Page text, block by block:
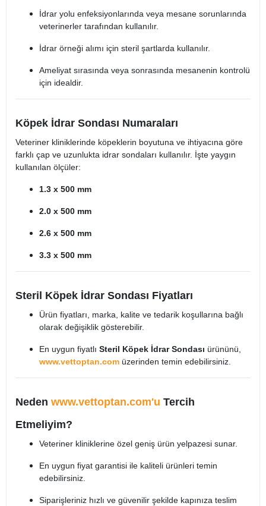
İdrar yolu enfeksiyonlarında veya mesane sorunlarında
veterinerler tarafından kullanılır.
İdrar örneği alımı için steril şartlarda kullanılır.
Ameliyat sırasında veya sonrasında mesanenin kontrolü
için idealdir.
Köpek İdrar Sondası Numaraları
Veteriner kliniklerinde köpeklerin boyutuna ve ihtiyacına göre
farklı çap ve uzunlukta idrar sondaları kullanılır. İşte yaygın
kullanılan ölçüler:
1.3 x 500 mm
2.0 x 500 mm
2.6 x 500 mm
3.3 x 500 mm
Steril Köpek İdrar Sondası Fiyatları
Ürün fiyatları, marka, kalite ve tedarik koşullarına bağlı
olarak değişiklik gösterebilir.
En uygun fiyatlı Steril Köpek İdrar Sondası ürününü,
www.vettoptan.com üzerinden temin edebilirsiniz.
Neden www.vettoptan.com'u Tercih
Etmeliyim?
Veteriner kliniklerine özel geniş ürün yelpazesi sunar.
En uygun fiyat garantisi ile kaliteli ürünleri temin
edebilirsiniz.
Siparişleriniz hızlı ve güvenilir şekilde kapınıza teslim